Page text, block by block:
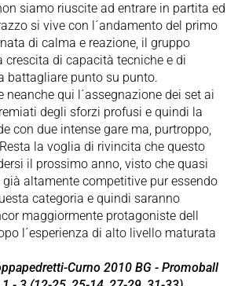
siamo riuscite ad entrare in partita ed
si vive con l´andamento del primo
di calma e reazione, il gruppo
crescita di capacità tecniche e di
battagliare punto su punto.
neanche qui l´assegnazione dei set ai
degli sforzi profusi e quindi la
con due intense gare ma, purtroppo,
la voglia di rivincita che questo
il prossimo anno, visto che quasi
altamente competitive pur essendo
categoria e quindi saranno
maggiormente protagoniste dell
l´esperienza di alto livello maturata
Curno 2010 BG - Promoball